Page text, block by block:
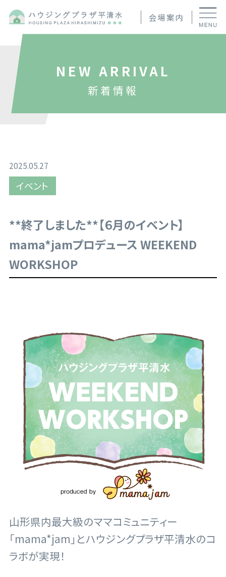
会場案内
NEW ARRIVAL
新着情報
2025.05.27
イベント
**終了しました**【６月のイベント】
mama*jamプロデュース WEEKEND
WORKSHOP
山形県内最大級のママコミュニティー
「mama*jam」とハウジングプラザ平清水のコ
ラボが実現！